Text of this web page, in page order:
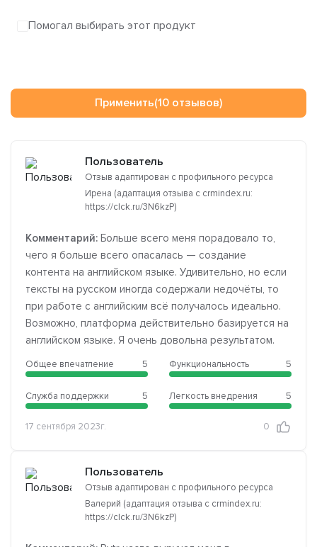
Помогал выбирать этот продукт
Применить(10 отзывов)
Пользователь
Отзыв адаптирован с профильного ресурса
Ирена (адаптация отзыва с crmindex.ru:
https://clck.ru/3N6kzP)
Комментарий: Больше всего меня порадовало то,
чего я больше всего опасалась — создание
контента на английском языке. Удивительно, но если
тексты на русском иногда содержали недочёты, то
при работе с английским всё получалось идеально.
Возможно, платформа действительно базируется на
английском языке. Я очень довольна результатом.
Общее впечатление 5
Служба поддержки 5
Функциональность 5
Легкость внедрения 5
17 сентября 2023г. 0
Пользователь
Отзыв адаптирован с профильного ресурса
Валерий (адаптация отзыва с crmindex.ru:
https://clck.ru/3N6kzP)